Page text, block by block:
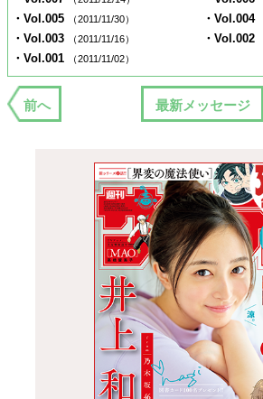
・Vol.005 （2011/11/30） ・Vol.004
・Vol.003 （2011/11/16） ・Vol.002
・Vol.001 （2011/11/02）
前へ 最新メッセージ